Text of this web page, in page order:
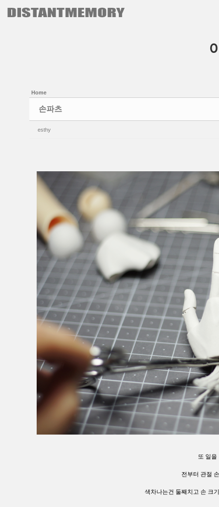
본문으로 바로가기
Home
손파츠
esthy
또 일을
전부터 관절
색차나는건 둘째치고 손 크
Sketchbook5, 스케치북5